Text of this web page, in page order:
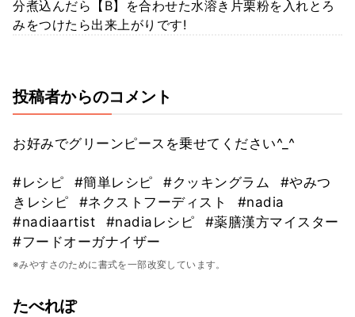
分煮込んだら【B】を合わせた水溶き片栗粉を入れとろ
みをつけたら出来上がりです!
投稿者からのコメント
お好みでグリーンピースを乗せてください^_^
#レシピ #簡単レシピ #クッキングラム
#やみつ
きレシピ
#ネクストフーディスト
#nadia
#nadiaartist
#nadiaレシピ
#薬膳漢方マイスター
#フードオーガナイザー
※みやすさのために書式を一部改変しています。
たべれぽ